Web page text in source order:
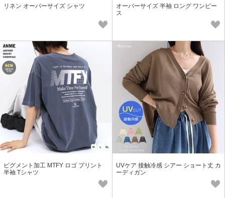
リネン オーバーサイズ シャツ
オーバーサイズ 半袖 ロング ワンピー
ス
ピグメント加工 MTFY ロゴ プリント
半袖 Tシャツ
UVケア 接触冷感 シアー ショート丈 カ
ーディガン